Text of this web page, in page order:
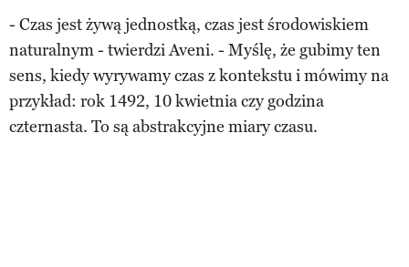
- Czas jest żywą jednostką, czas jest środowiskiem
naturalnym - twierdzi Aveni. - Myślę, że gubimy ten
sens, kiedy wyrywamy czas z kontekstu i mówimy na
przykład: rok 1492, 10 kwietnia czy godzina
czternasta. To są abstrakcyjne miary czasu.